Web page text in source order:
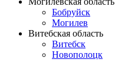
Бобруйск
Могилев
Витебская область
Витебск
Новополоцк